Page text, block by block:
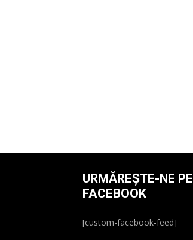
URMĂREȘTE-NE PE
FACEBOOK
[custom-facebook-feed]